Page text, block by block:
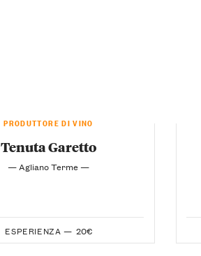
PRODUTTORE DI VINO
Tenuta Garetto
— Agliano Terme —
ESPERIENZA — 20€